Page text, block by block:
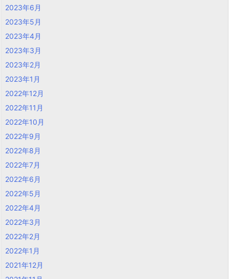
2023年6月
2023年5月
2023年4月
2023年3月
2023年2月
2023年1月
2022年12月
2022年11月
2022年10月
2022年9月
2022年8月
2022年7月
2022年6月
2022年5月
2022年4月
2022年3月
2022年2月
2022年1月
2021年12月